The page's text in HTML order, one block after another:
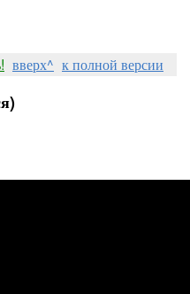
вверх^ к полной версии